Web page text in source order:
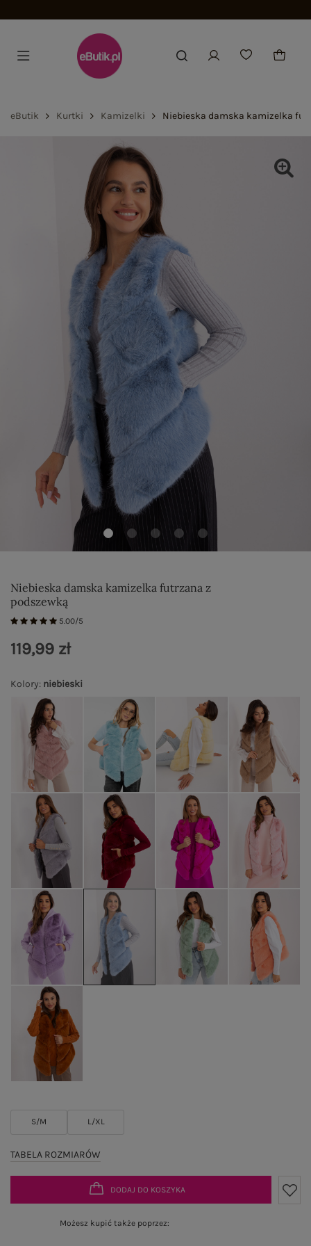
eButik Kurtki Kamizelki Niebieska damska kamizelka
Niebieska damska kamizelka futrzana z
podszewką
5.00/5
Kolory: niebieski
S/M L/XL
TABELA ROZMIARÓW
119,99 zł
DODAJ DO KOSZYKA
Możesz kupić także poprzez: